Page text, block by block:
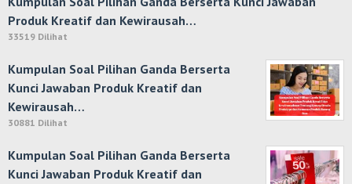
Produk Kreatif dan Kewirausah…
33519 Dilihat
Kumpulan Soal Pilihan Ganda Berserta
Kunci Jawaban Produk Kreatif dan
Kewirausah…
30881 Dilihat
Kumpulan Soal Pilihan Ganda Berserta
Kunci Jawaban Produk Kreatif dan